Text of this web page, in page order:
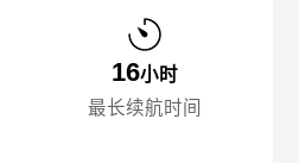
16小时
最长续航时间